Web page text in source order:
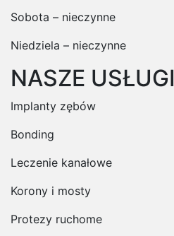
Sobota – nieczynne
Niedziela – nieczynne
NASZE USŁUGI
Implanty zębów
Bonding
Leczenie kanałowe
Korony i mosty
Protezy ruchome